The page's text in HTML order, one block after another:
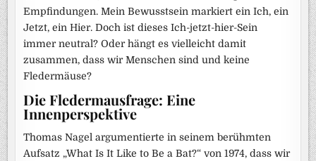
Empfindungen. Mein Bewusstsein markiert ein Ich, ein
Jetzt, ein Hier. Doch ist dieses Ich-jetzt-hier-Sein
immer neutral? Oder hängt es vielleicht damit
zusammen, dass wir Menschen sind und keine
Fledermäuse?
Die Fledermausfrage: Eine
Innenperspektive
Thomas Nagel argumentierte in seinem berühmten
Aufsatz „What Is It Like to Be a Bat?“ von 1974, dass wir